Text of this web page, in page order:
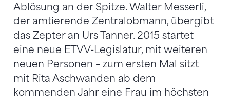
Ablösung an der Spitze. Walter Messerli,
der amtierende Zentralobmann, übergibt
das Zepter an Urs Tanner. 2015 startet
eine neue ETVV-Legislatur, mit weiteren
neuen Personen – zum ersten Mal sitzt
mit Rita Aschwanden ab dem
kommenden Jahr eine Frau im höchsten